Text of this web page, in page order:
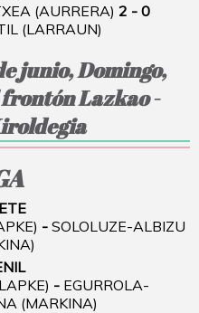
(AURRERA) 2 - 0
(LARRAUN)
junio, Domingo,
Lazkao -
- SOLOLUZE-ALBIZU
- EGURROLA-
(MARKINA)